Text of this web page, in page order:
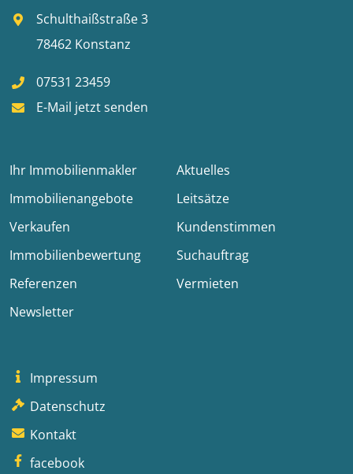
Schulthaißstraße 3
78462 Konstanz
07531 23459
E-Mail jetzt senden
Ihr Immobilienmakler
Aktuelles
Immobilienangebote
Leitsätze
Verkaufen
Kundenstimmen
Immobilienbewertung
Suchauftrag
Referenzen
Vermieten
Newsletter
Impressum
Datenschutz
Kontakt
facebook